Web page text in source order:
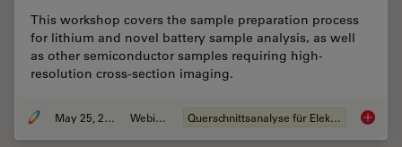
This workshop covers the sample preparation process
for lithium and novel battery sample analysis, as well
as other semiconductor samples requiring high-
resolution cross-section imaging.
May 25, 2023 Webinar Querschnittsanalyse für Elektronik How to